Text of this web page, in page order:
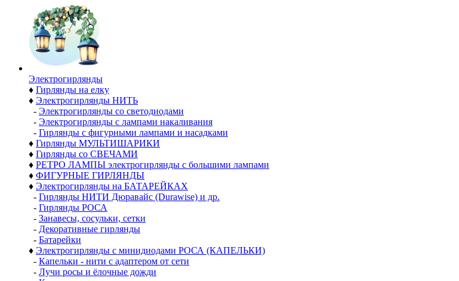
Электро­гирлянды
♦ Гирлянды на елку
♦ Электрогирлянды НИТЬ
- Электрогирлянды со светодиодами
- Электрогирлянды с лампами накаливания
- Гирлянды с фигурными лампами и насадками
♦ Гирлянды МУЛЬТИШАРИКИ
♦ Гирлянды со СВЕЧАМИ
♦ РЕТРО ЛАМПЫ электрогирлянды с большими лампами
♦ ФИГУРНЫЕ ГИРЛЯНДЫ
♦ Электрогирлянды на БАТАРЕЙКАХ
- Гирлянды НИТИ Дюравайс (Durawise) и др.
- Гирлянды РОСА
- Занавесы, сосульки, сетки
- Декоративные гирлянды
- Батарейки
♦ Электрогирлянды с минидиодами РОСА (КАПЕЛЬКИ)
- Капельки - нити с адаптером от сети
- Лучи росы и ёлочные дожди